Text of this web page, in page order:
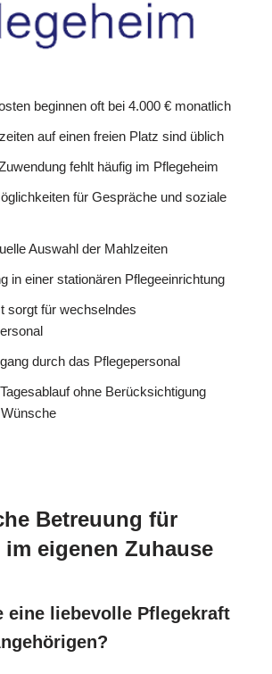
beginnen oft bei 4.000 € monatlich
auf einen freien Platz sind üblich
fehlt häufig im Pflegeheim
für Gespräche und soziale
Auswahl der Mahlzeiten
in einer stationären Pflegeeinrichtung
sorgt für wechselndes
durch das Pflegepersonal
ohne Berücksichtigung
Betreuung für
eigenen Zuhause
eine liebevolle Pflegekraft